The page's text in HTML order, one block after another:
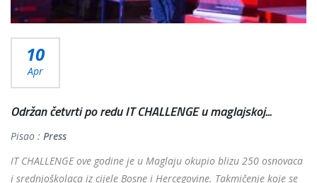
10
Apr
Održan četvrti po redu IT CHALLENGE u maglajskoj...
Pisao : Press
IT CHALLENGE ove godine je u Maglaju okupio blizu 250 osnovaca
i srednjoškolaca iz cijele Bosne i Hercegovine. Takmičenje koje se